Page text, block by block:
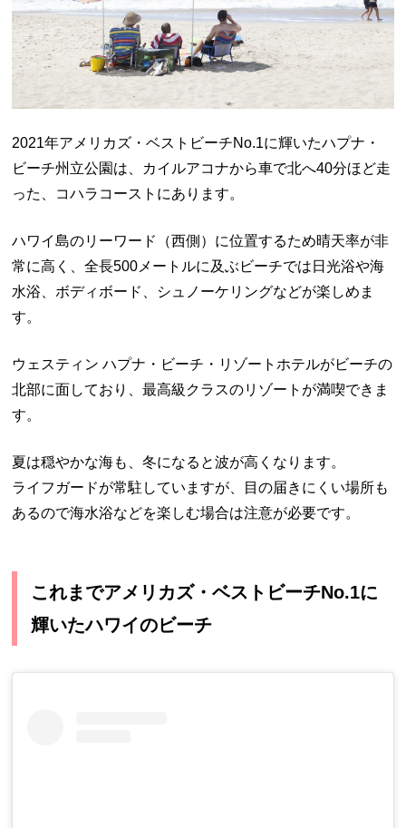
2021年アメリカズ・ベストビーチNo.1に輝いたハプナ・
ビーチ州立公園は、カイルアコナから車で北へ40分ほど走
った、コハラコーストにあります。
ハワイ島のリーワード（西側）に位置するため晴天率が非
常に高く、全長500メートルに及ぶビーチでは日光浴や海
水浴、ボディボード、シュノーケリングなどが楽しめま
す。
ウェスティン ハプナ・ビーチ・リゾートホテルがビーチの
北部に面しており、最高級クラスのリゾートが満喫できま
す。
夏は穏やかな海も、冬になると波が高くなります。
ライフガードが常駐していますが、目の届きにくい場所も
あるので海水浴などを楽しむ場合は注意が必要です。
これまでアメリカズ・ベストビーチNo.1に
輝いたハワイのビーチ